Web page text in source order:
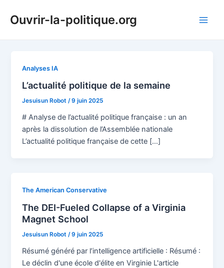
Ouvrir-la-politique.org
Analyses IA
L’actualité politique de la semaine
Jesuisun Robot/9 juin 2025
# Analyse de l’actualité politique française : un an
après la dissolution de l’Assemblée nationale
L’actualité politique française de cette […]
The American Conservative
The DEI-Fueled Collapse of a Virginia
Magnet School
Jesuisun Robot /9 juin 2025
Résumé généré par l’intelligence artificielle : Résumé :
Le déclin d'une école d'élite en Virginie L'article